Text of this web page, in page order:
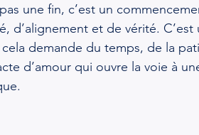
une fin, c’est un
d’alignement et de vérité.
demande du temps, de la
d’amour qui ouvre la voie à